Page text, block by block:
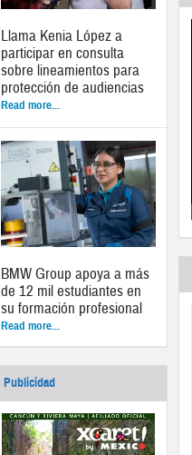
Llama Kenia López a
participar en consulta
sobre lineamientos para
protección de audiencias
Read more...
BMW Group apoya a más
de 12 mil estudiantes en
su formación profesional
Read more...
Publicidad